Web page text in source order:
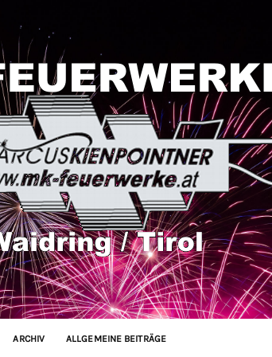
ARCHIV ALLGEMEINE BEITRÄGE